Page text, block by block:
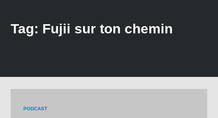
Tag: Fujii sur ton chemin
PODCAST